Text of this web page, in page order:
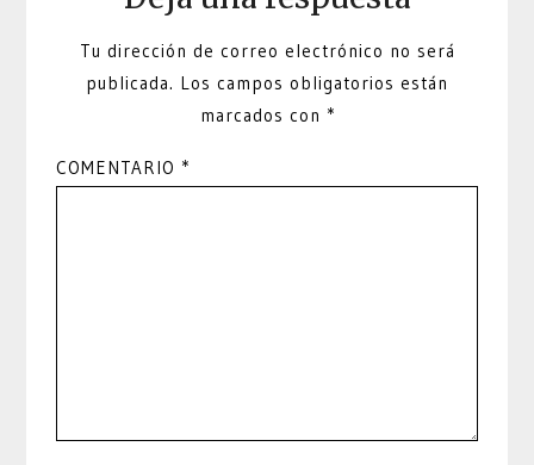
Tu dirección de correo electrónico no será
publicada. Los campos obligatorios están
marcados con *
COMENTARIO *